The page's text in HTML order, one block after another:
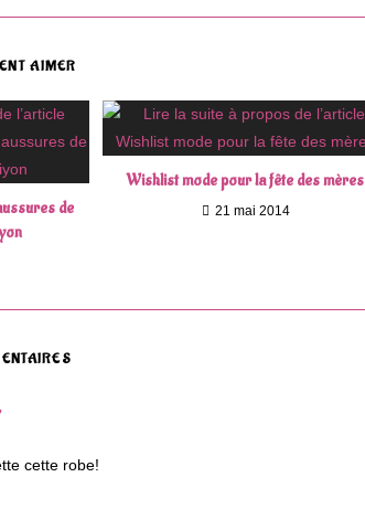
AIMER
de
Wishlist mode pour la fête des mères
21 mai 2014
cette robe!